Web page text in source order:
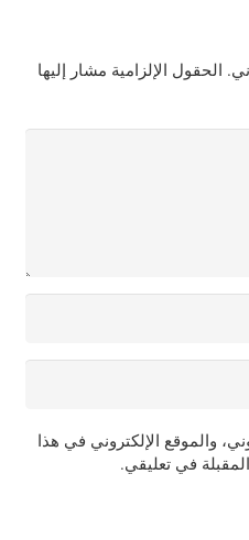
الحقول الإلزامية مشار إليها
والموقع الإلكتروني في هذا
في تعليقي.